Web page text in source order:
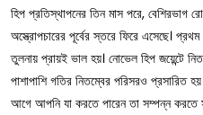
হিপ প্রতিস্থাপনের তিন মাস পরে, বেশিরভাগ
অস্ত্রোপচারের পূর্বের স্তরে ফিরে এসেছে।
তুলনায় প্রায়ই ভাল হয়। নোভেল হিপ জয়েন্টে
পাশাপাশি গতির নিতম্বের পরিসরও প্রসারিত
আগে আপনি যা করতে পারেন তা সম্পন্ন করতে